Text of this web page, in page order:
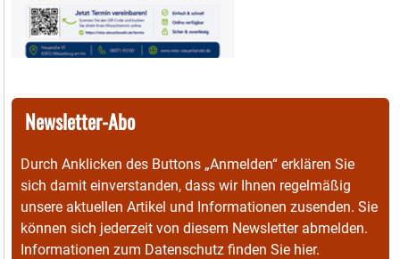
Newsletter-Abo
Durch Anklicken des Buttons „Anmelden“ erklären Sie
sich damit einverstanden, dass wir Ihnen regelmäßig
unsere aktuellen Artikel und Informationen zusenden. Sie
können sich jederzeit von diesem Newsletter abmelden.
Informationen zum Datenschutz finden Sie hier.